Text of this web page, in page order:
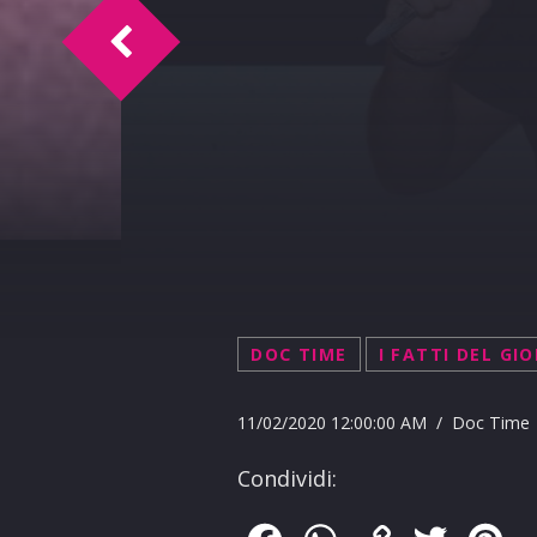
DOC TIME I FATTI DEL
11/02/2020 12:00:00 AM / Doc Time
Condividi:
I fatti del giorno 12-2-2020